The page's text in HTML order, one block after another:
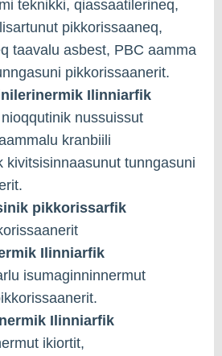
teknikki, qiassaatilerineq,
pikkorissaaneq,
taavalu asbest, PBC aamma
pikkorissaanerit.
Ilinniarfik
nussuissut
kranbiili
kivitsisinnaasunut tunngasuni
pikkorissarfik
Ilinniarfik
isumaginninnermut
Ilinniarfik
ikiortit,